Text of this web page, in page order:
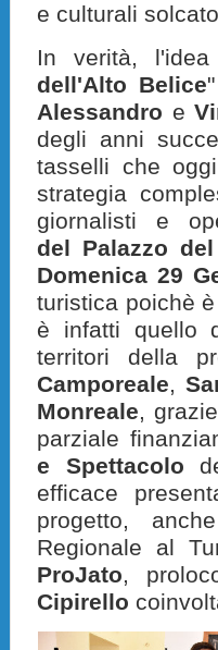
e culturali
In verità,
dell'Alto Belice
Alessandro e
degli anni
tasselli che
strategia
giornalisti e
del Palazzo
Domenica 29
turistica poichè
è infatti quello
territori della
Camporeale,
Monreale,
parziale
e Spettacolo
efficace
progetto,
Regionale al
ProJato,
Cipirello